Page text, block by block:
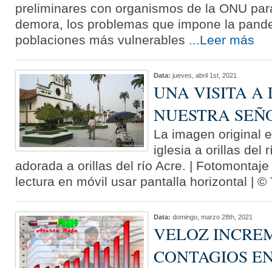
preliminares con organismos de la ONU
demora, los problemas que impone la
poblaciones más vulnerables ...Leer más
Data: jueves, abril 1st, 2021
UNA VISITA A
NUESTRA
La imagen original
iglesia a orillas del
adorada a orillas del río Acre. |
lectura en móvil usar pantalla horizontal | ©
Data: domingo, marzo 28th, 2021
VELOZ
CONTAGIOS